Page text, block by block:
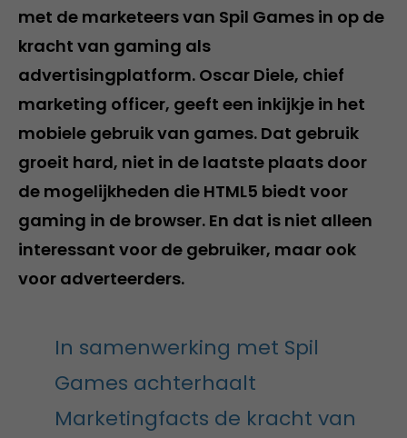
met de marketeers van Spil Games in op de
kracht van gaming als
advertisingplatform. Oscar Diele, chief
marketing officer, geeft een inkijkje in het
mobiele gebruik van games. Dat gebruik
groeit hard, niet in de laatste plaats door
de mogelijkheden die HTML5 biedt voor
gaming in de browser. En dat is niet alleen
interessant voor de gebruiker, maar ook
voor adverteerders.
In samenwerking met Spil
Games achterhaalt
Marketingfacts de kracht van